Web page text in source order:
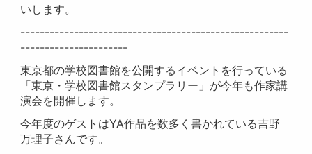
いします。
-------------------------------------------------------
----------------------
東京都の学校図書館を公開するイベントを行っている
「東京・学校図書館スタンプラリー」が今年も作家講
演会を開催します。
今年度のゲストはYA作品を数多く書かれている吉野
万理子さんです。